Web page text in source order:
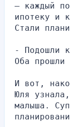
– каждый
ипотеку и
Стали
- Подошли
Оба прошли
И вот,
Юля
малыша.